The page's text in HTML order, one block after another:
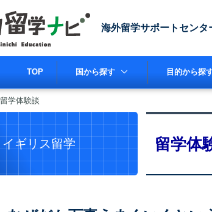
海外留学サポートセンタ
TOP 国から探す 目的から探
留学体験談
イギリス留学 留学体